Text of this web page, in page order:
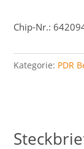
Chip-Nr.:
Kategorie: PDR